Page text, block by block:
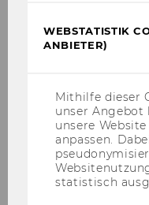
Empower
Ideate
Incubate
WEBSTATISTIK
ANBIETER)
Mithilfe dieser
unser Angebot
unsere
anpassen.
statistisch